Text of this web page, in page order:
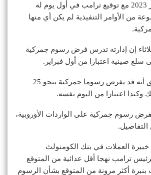
يومي له منذ نوفمبر 2023 مع توقيع ترامب في أول يوم له
من الأوامر التنفيذية لم يكن أي منها
إن إدارته تدرس فرض رسوم جمركية
وذكر في وقت سابق أنه قد يفرض رسوما جمركية بنحو 25
وكندا اعتبارا من اليوم نفسه.
رسوم جمركية على الواردات الأوروبية،
خبيرة العملات في بنك الكومنولث
ترامب نهجا أقل عدائية من المتوقع
أكثر مرونة من المتوقع بشأن الرسوم